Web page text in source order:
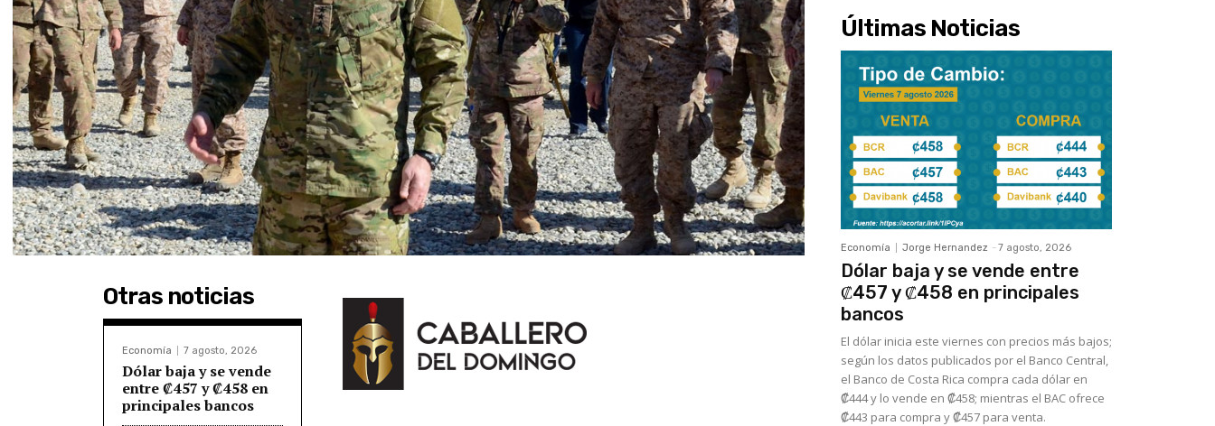
Otras noticias
Economía 7 agosto, 2026
Dólar baja y se vende
entre ₡457 y ₡458 en
principales bancos
Últimas Noticias
Economía Jorge Hernandez - 7 agosto, 2026
Dólar baja y se vende entre
₡457 y ₡458 en principales
bancos
El dólar inicia este viernes con precios más bajos;
según los datos publicados por el Banco Central,
el Banco de Costa Rica compra cada dólar en
₡444 y lo vende en ₡458; mientras el BAC ofrece
₡443 para compra y ₡457 para venta.